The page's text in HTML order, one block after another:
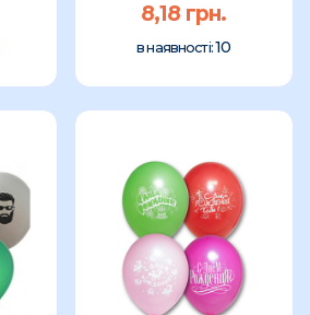
8,18 грн.
в наявності:10